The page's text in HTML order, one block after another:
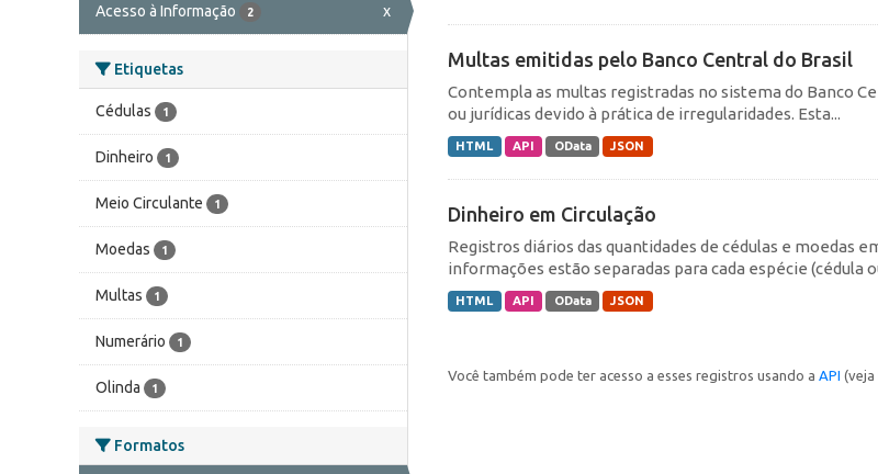
Acesso à Informação 2 x
Etiquetas
Cédulas 1
Dinheiro 1
Meio Circulante 1
Moedas 1
Multas 1
Numerário 1
Olinda 1
Formatos
Multas emitidas pelo Banco Central do Brasil
Contempla as multas registradas no sistema do Banco
ou jurídicas devido à prática de irregularidades. Esta...
HTML API OData JSON
Dinheiro em Circulação
Registros diários das quantidades de cédulas e moedas
informações estão separadas para cada espécie (cédula
HTML API OData JSON
Você também pode ter acesso a esses registros usando a API (veja